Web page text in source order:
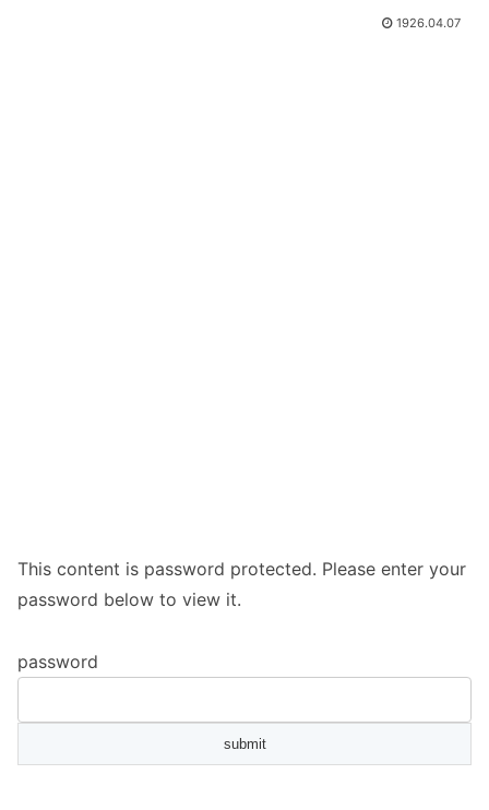
1926.04.07
This content is password protected. Please enter your
password below to view it.
password